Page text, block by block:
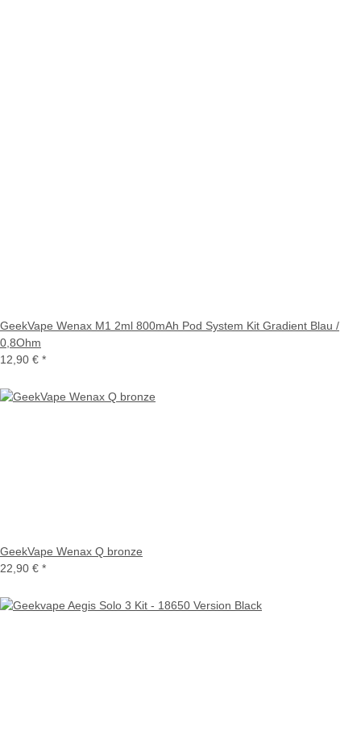
GeekVape Wenax M1 2ml 800mAh Pod System Kit Gradient Blau /
0,8Ohm
12,90 € *
GeekVape Wenax Q bronze
22,90 € *